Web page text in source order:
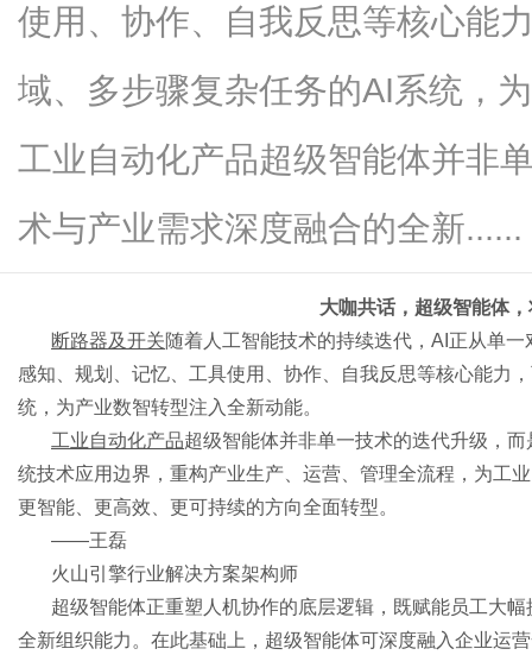
使用、协作、自我反思等核心能
域、多步骤复杂任务的AI系统，
工业自动化产品超级智能体并非
术与产业需求深度融合的全新......
大咖共话，超级智能体
断路器及开关随着人工智能技术的持续迭代， AI正从单一
感知、规划、记忆、工具使用、协作、自我反思等核心能力
统，为产业数智转型注入全新动能。
工业自动化产品超级智能体并非单一技术的迭代升级，而
统技术应用边界，重构产业生产、运营、管理全流程，为工
更智能、更高效、更可持续的方向全面转型。
——王磊
火山引擎行业解决方案架构师
超级智能体正重塑人机协作的底层逻辑，既赋能员工大
全新组织能力。在此基础上，超级智能体可深度融入企业运